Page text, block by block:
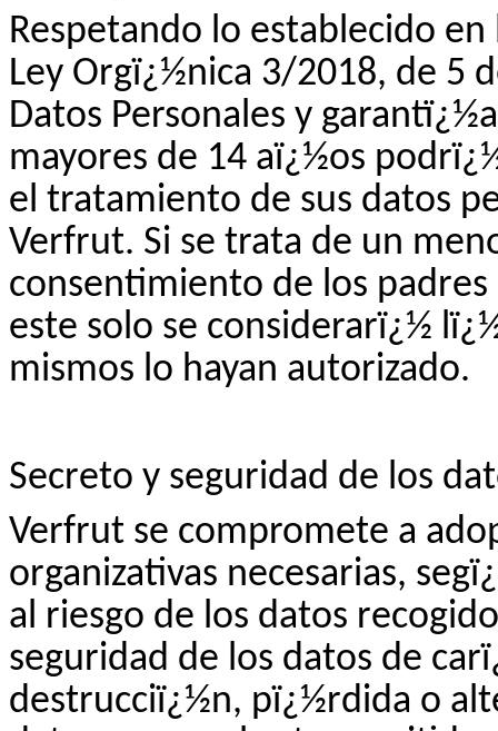
Respetando lo establecido
Ley Orgï¿½nica 3/2018, de 5
Datos Personales y
mayores de 14 aï¿½os
el tratamiento de sus datos
Verfrut. Si se trata de un
consentimiento de los
este solo se considerarï¿½
mismos lo hayan autorizado.
Secreto y seguridad de los
Verfrut se compromete a
organizativas necesarias,
al riesgo de los datos
seguridad de los datos de
destrucciï¿½n, pï¿½rdida o